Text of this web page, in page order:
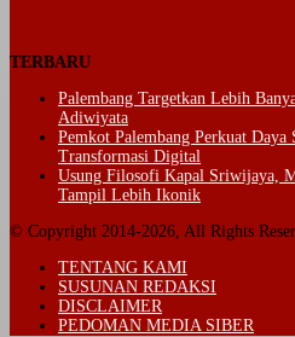
TERBARU
Palembang Targetkan Lebih
Adiwiyata
Pemkot Palembang Perkuat
Transformasi Digital
Usung Filosofi Kapal Sriwijaya,
Tampil Lebih Ikonik
© Copyright 2014-2026, All Rights
TENTANG KAMI
SUSUNAN REDAKSI
DISCLAIMER
PEDOMAN MEDIA SIBER